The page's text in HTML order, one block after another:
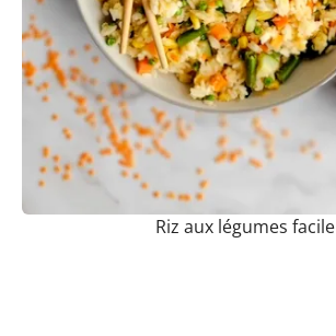
Riz aux légumes facile